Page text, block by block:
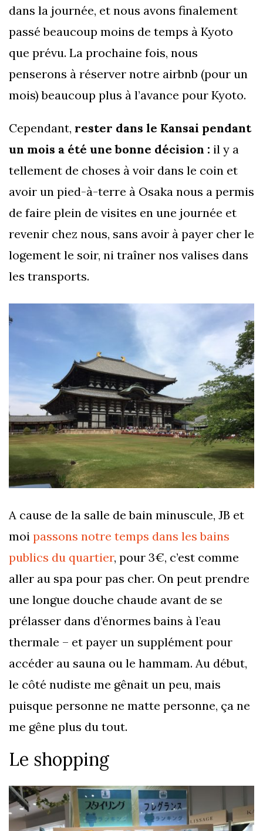
dans la journée, et nous avons finalement
passé beaucoup moins de temps à Kyoto
que prévu. La prochaine fois, nous
penserons à réserver notre airbnb (pour un
mois) beaucoup plus à l’avance pour Kyoto.
Cependant, rester dans le Kansai pendant
un mois a été une bonne décision : il y a
tellement de choses à voir dans le coin et
avoir un pied-à-terre à Osaka nous a permis
de faire plein de visites en une journée et
revenir chez nous, sans avoir à payer cher le
logement le soir, ni traîner nos valises dans
les transports.
A cause de la salle de bain minuscule, JB et
moi passons notre temps dans les bains
publics du quartier, pour 3€, c’est comme
aller au spa pour pas cher. On peut prendre
une longue douche chaude avant de se
prélasser dans d’énormes bains à l’eau
thermale – et payer un supplément pour
accéder au sauna ou le hammam. Au début,
le côté nudiste me gênait un peu, mais
puisque personne ne matte personne, ça ne
me gêne plus du tout.
Le shopping